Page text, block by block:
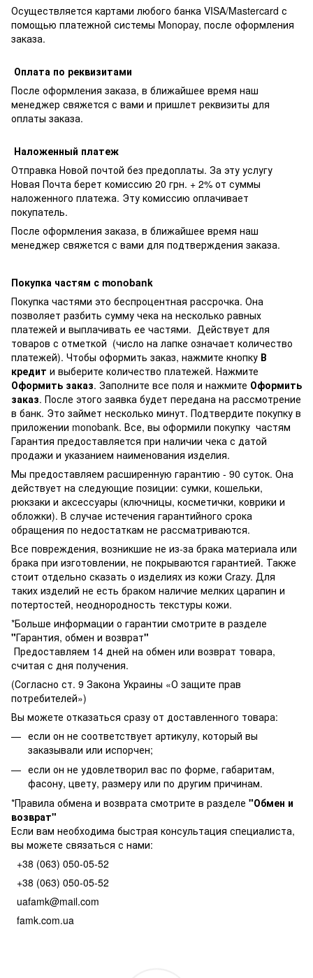
Осуществляется картами любого банка VISA/Mastercard с
помощью платежной системы Monopay, после оформления
заказа.
Оплата по реквизитами
После оформления заказа, в ближайшее время наш
менеджер свяжется с вами и пришлет реквизиты для
оплаты заказа.
Наложенный платеж
Отправка Новой почтой без предоплаты. За эту услугу
Новая Почта берет комиссию 20 грн. + 2% от суммы
наложенного платежа. Эту комиссию оплачивает
покупатель.
После оформления заказа, в ближайшее время наш
менеджер свяжется с вами для подтверждения заказа.
Покупка частям с monobank
Покупка частями это беспроцентная рассрочка. Она
позволяет разбить сумму чека на несколько равных
платежей и выплачивать ее частями. Действует для
товаров с отметкой (число на лапке означает количество
платежей). Чтобы оформить заказ, нажмите кнопку В
кредит и выберите количество платежей. Нажмите
Оформить заказ. Заполните все поля и нажмите Оформить
заказ. После этого заявка будет передана на рассмотрение
в банк. Это займет несколько минут. Подтвердите покупку в
приложении monobank. Все, вы оформили покупку частям
Гарантия предоставляется при наличии чека с датой
продажи и указанием наименования изделия.
Мы предоставляем расширенную гарантию - 90 суток. Она
действует на следующие позиции: сумки, кошельки,
рюкзаки и аксессуары (ключницы, косметички, коврики и
обложки). В случае истечения гарантийного срока
обращения по недостаткам не рассматриваются.
Все повреждения, возникшие не из-за брака материала или
брака при изготовлении, не покрываются гарантией. Также
стоит отдельно сказать о изделиях из кожи Crazy. Для
таких изделий не есть браком наличие мелких царапин и
потертостей, неоднородность текстуры кожи.
*Больше информации о гарантии смотрите в разделе
"Гарантия, обмен и возврат"
Предоставляем 14 дней на обмен или возврат товара,
считая с дня получения.
(Согласно ст. 9 Закона Украины «О защите прав
потребителей»)
Вы можете отказаться сразу от доставленного товара:
если он не соответствует артикулу, который вы
заказывали или испорчен;
если он не удовлетворил вас по форме, габаритам,
фасону, цвету, размеру или по другим причинам.
*Правила обмена и возврата смотрите в разделе "Обмен и
возврат"
Если вам необходима быстрая консультация специалиста,
вы можете связаться с нами:
+38 (063) 050-05-52
+38 (063) 050-05-52
uafamk@mail.com
famk.com.ua